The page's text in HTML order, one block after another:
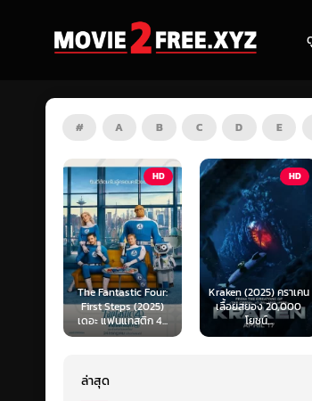
# A B C D E
HD
Kraken (2025) คราเคน
เลื้อยสยอง 20,000
โยชน์...
HD
Oppenheimer (2023)
ออพเพนไฮเมอร์ (พากย์
ไทย)
ล่าสุด